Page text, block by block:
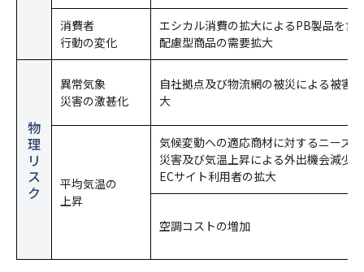
消費者
行動の変化
エシカル消費の拡大によるPB製品を含
配慮型商品の需要拡大
物
理
リ
ス
ク
異常気象
災害の激甚化
自社拠点及び物流網の被災による被害
大
平均気温の
上昇
気候変動への適応商材に対するニーズ
災害及び気温上昇による外出機会減少
ECサイト利用者の拡大
空調コストの増加